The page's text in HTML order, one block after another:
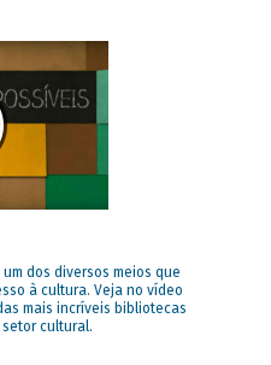
dos diversos meios que
à cultura. Veja no vídeo
mais incríveis bibliotecas
cultural.